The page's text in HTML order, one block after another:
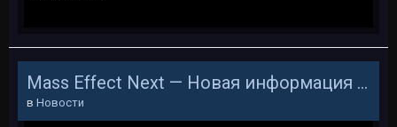
Mass Effect Next — Новая информация на Comic-Con'e
в Новости